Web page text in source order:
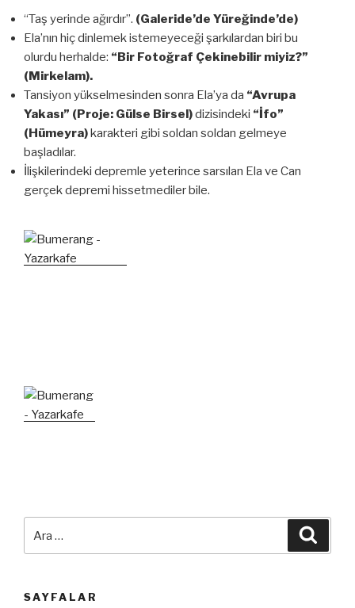
“Taş yerinde ağırdır”. (Galeride’de Yüreğinde’de)
Ela’nın hiç dinlemek istemeyeceği şarkılardan biri bu
olurdu herhalde: “Bir Fotoğraf Çekinebilir miyiz?”
(Mirkelam).
Tansiyon yükselmesinden sonra Ela’ya da “Avrupa
Yakası” (Proje: Gülse Birsel)dizisindeki “İfo”
(Hümeyra) karakteri gibi soldan soldan gelmeye
başladılar.
İlişkilerindeki depremle yeterince sarsılan Ela ve Can
gerçek depremi hissetmediler bile.
SAYFALAR